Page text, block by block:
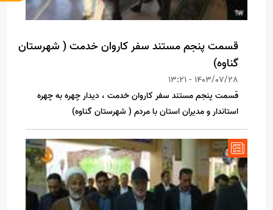
قسمت پنجم مستند سفر کاروان خدمت ( شهرستان
گناوه)
1403/07/28 - 13:21
قسمت پنجم مستند سفر کاروان خدمت ، دیدار چهره به چهره
استاندار و مدیران استان با مردم ( شهرستان گناوه)